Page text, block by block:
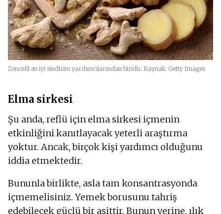
Zencefil en iyi sindirim yardımcılarından biridir. Kaynak: Getty Images
Elma sirkesi
Şu anda, reflü için elma sirkesi içmenin
etkinliğini kanıtlayacak yeterli araştırma
yoktur. Ancak, birçok kişi yardımcı olduğunu
iddia etmektedir.
Bununla birlikte, asla tam konsantrasyonda
içmemelisiniz. Yemek borusunu tahriş
edebilecek güçlü bir asittir. Bunun yerine, ılık